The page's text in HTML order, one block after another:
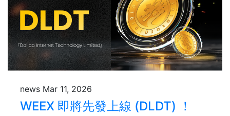
news Mar 11, 2026
WEEX 即將先發上線 (DLDT) ！